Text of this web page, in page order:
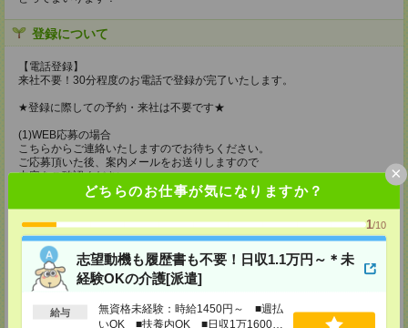
どちらのお仕事が気になりますか？
1/10
志望動機も履歴書も不要！日収1.1万円～＊未
経験OKの介護[派遣]
給与
無資格未経験：時給1450円～ ■週払
いOK ■扶養内OK ■日収1万1600円
×
登録について
【電話登録】
来社不要！30分程度のお電話で登録が完了いたします。
★登録に際しての予約・来社は不要です★
(1)WEB応募の場合
こちらからご連絡いたしますのでお待ちください。
ご応募頂いた後、案内メールをお送りしますので
内容をご確認ください。
その場で登録も可能です。
持ち物
【電話登録】
電話での登録の際に、マイページ作成をいただいた旨をお伝えください。